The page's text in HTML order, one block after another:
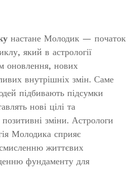
настане Молодик — початок
який в астрології
оновлення, нових
внутрішніх змін. Саме
підбивають підсумки
нові цілі та
зміни. Астрологи
Молодика сприяє
життєвих
фундаменту для